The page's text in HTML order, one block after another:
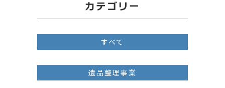
カテゴリー
すべて
遺品整理事業